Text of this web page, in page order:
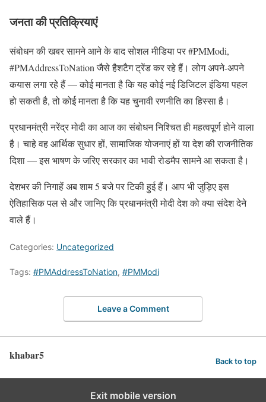
जनता की प्रतिक्रियाएं
संबोधन की खबर सामने आने के बाद सोशल मीडिया पर #PMModi,
#PMAddressToNation जैसे हैशटैग ट्रेंड कर रहे हैं। लोग अपने-अपने
कयास लगा रहे हैं — कोई मानता है कि यह कोई नई डिजिटल इंडिया पहल
हो सकती है, तो कोई मानता है कि यह चुनावी रणनीति का हिस्सा है।
प्रधानमंत्री नरेंद्र मोदी का आज का संबोधन निश्चित ही महत्वपूर्ण होने वाला
है। चाहे वह आर्थिक सुधार हों, सामाजिक योजनाएं हों या देश की राजनीतिक
दिशा — इस भाषण के जरिए सरकार का भावी रोडमैप सामने आ सकता है।
देशभर की निगाहें अब शाम 5 बजे पर टिकी हुई हैं। आप भी जुड़िए इस
ऐतिहासिक पल से और जानिए कि प्रधानमंत्री मोदी देश को क्या संदेश देने
वाले हैं।
Categories: Uncategorized
Tags: #PMAddressToNation, #PMModi
Leave a Comment
khabar5 Back to top
Exit mobile version